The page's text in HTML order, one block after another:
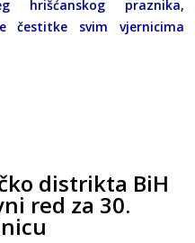
hrišćanskog praznika,
čestitke svim vjernicima
distrikta BiH
red za 30.